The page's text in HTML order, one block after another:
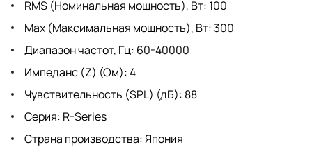
RMS (Номинальная мощность), Вт: 100
Max (Максимальная мощность), Вт: 300
Диапазон частот, Гц: 60-40000
Импеданс (Z) (Ом): 4
Чувствительность (SPL) (дБ): 88
Серия: R-Series
Страна производства: Япония